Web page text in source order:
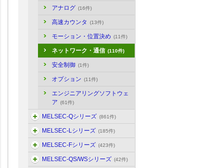
アナログ (16件)
高速カウンタ (13件)
モーション・位置決め (11件)
ネットワーク・通信 (110件)
安全制御 (1件)
オプション (11件)
エンジニアリングソフトウェ
ア (61件)
MELSEC-Qシリーズ (861件)
MELSEC-Lシリーズ (185件)
MELSEC-Fシリーズ (423件)
MELSEC-QS/WSシリーズ (42件)